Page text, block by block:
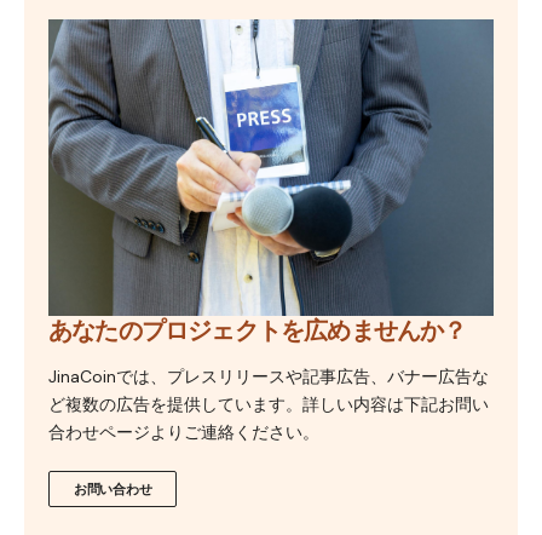
あなたのプロジェクトを広めませんか？
JinaCoinでは、プレスリリースや記事広告、バナー広告な
ど複数の広告を提供しています。詳しい内容は下記お問い
合わせページよりご連絡ください。
お問い合わせ